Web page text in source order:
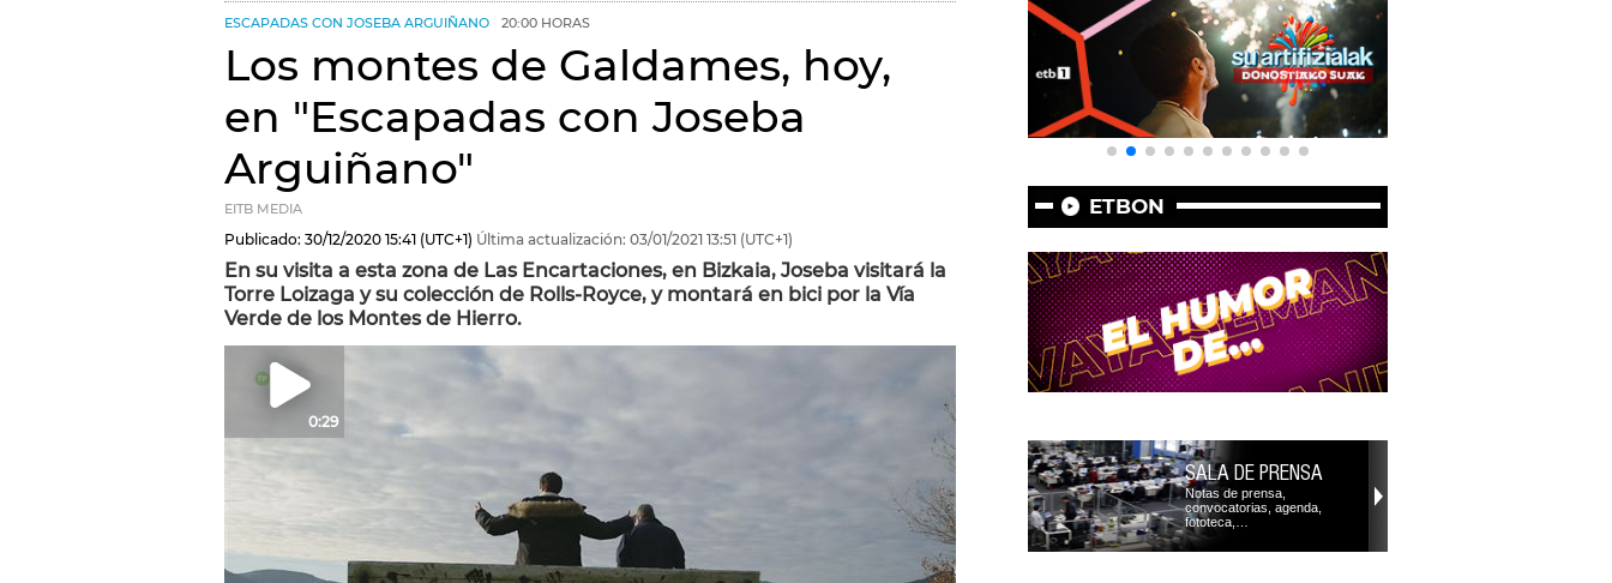
ESCAPADAS CON JOSEBA ARGUIÑANO 20:00 HORAS
Los montes de Galdames, hoy,
en "Escapadas con Joseba
Arguiñano"
EITB MEDIA
Publicado: 30/12/2020 15:41 (UTC+1) Última actualización: 03/01/2021 13:51 (UTC+1)
En su visita a esta zona de Las Encartaciones, en Bizkaia, Joseba visitará la
Torre Loizaga y su colección de Rolls-Royce, y montará en bici por la Vía
Verde de los Montes de Hierro.
0:29
ETBON
SALA DE PRENSA
Notas de prensa,
convocatorias, agenda,
fototeca,…